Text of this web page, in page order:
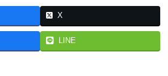
X
LINE